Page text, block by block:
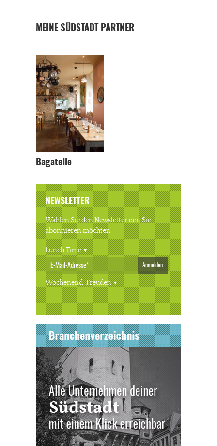
MEINE SÜDSTADT PARTNER
Bagatelle
NEWSLETTER
Wählen Sie den Newsletter den Sie
abonnieren möchten.
Lunch Time
Anmelden
Wochenend-Freuden